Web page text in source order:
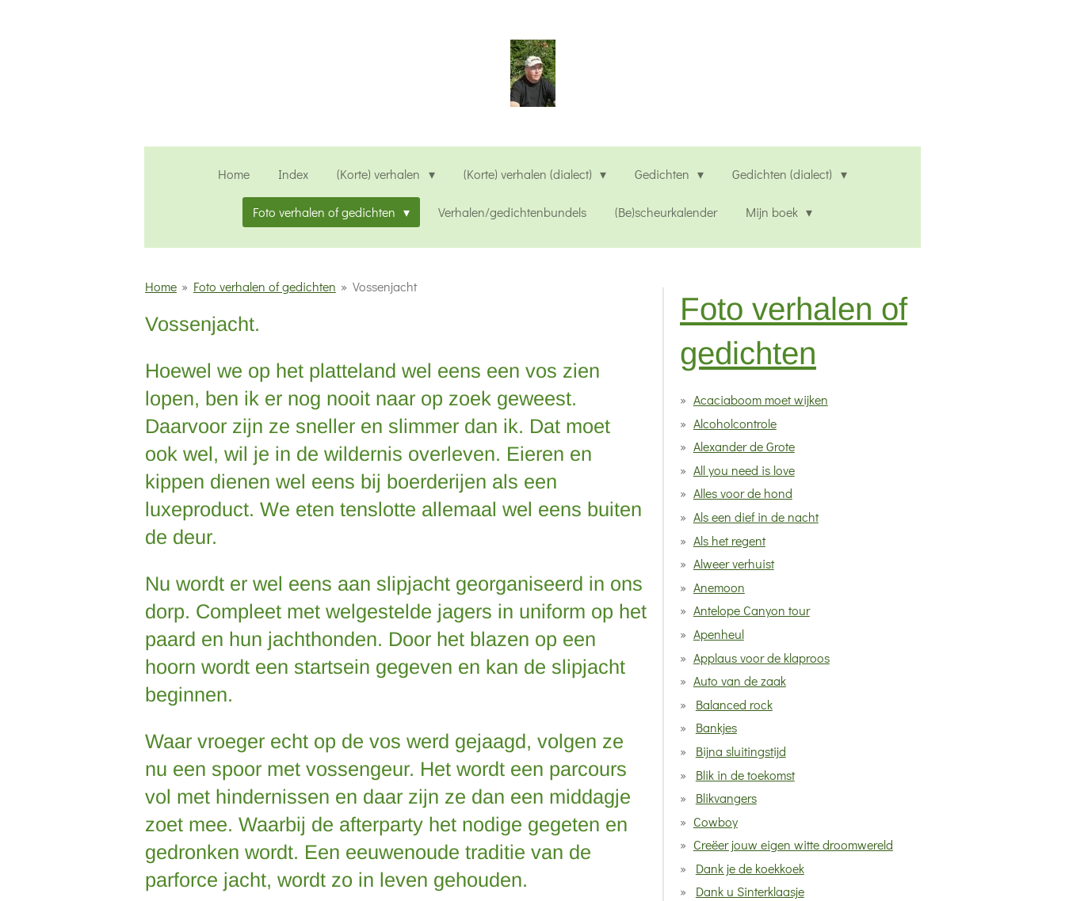
Home Index (Korte) verhalen (Korte) verhalen (dialect) Gedichten Gedichten (dialect)
Foto verhalen of gedichten Verhalen/gedichtenbundels (Be)scheurkalender Mijn boek
Home » Foto verhalen of gedichten » Vossenjacht
Vossenjacht.
Hoewel we op het platteland wel eens een vos zien
lopen, ben ik er nog nooit naar op zoek geweest.
Daarvoor zijn ze sneller en slimmer dan ik. Dat moet
ook wel, wil je in de wildernis overleven. Eieren en
kippen dienen wel eens bij boerderijen als een
luxeproduct. We eten tenslotte allemaal wel eens buiten
de deur.
Nu wordt er wel eens aan slipjacht georganiseerd in ons
dorp. Compleet met welgestelde jagers in uniform op het
paard en hun jachthonden. Door het blazen op een
hoorn wordt een startsein gegeven en kan de slipjacht
beginnen.
Waar vroeger echt op de vos werd gejaagd, volgen ze
nu een spoor met vossengeur. Het wordt een parcours
vol met hindernissen en daar zijn ze dan een middagje
zoet mee. Waarbij de afterparty het nodige gegeten en
gedronken wordt. Een eeuwenoude traditie van de
parforce jacht, wordt zo in leven gehouden.
Foto verhalen of
gedichten
Acaciaboom moet wijken
Alcoholcontrole
Alexander de Grote
All you need is love
Alles voor de hond
Als een dief in de nacht
Als het regent
Alweer verhuist
Anemoon
Antelope Canyon tour
Apenheul
Applaus voor de klaproos
Auto van de zaak
Balanced rock
Bankjes
Bijna sluitingstijd
Blik in de toekomst
Blikvangers
Cowboy
Creëer jouw eigen witte droomwereld
Dank je de koekkoek
Dank u Sinterklaasje